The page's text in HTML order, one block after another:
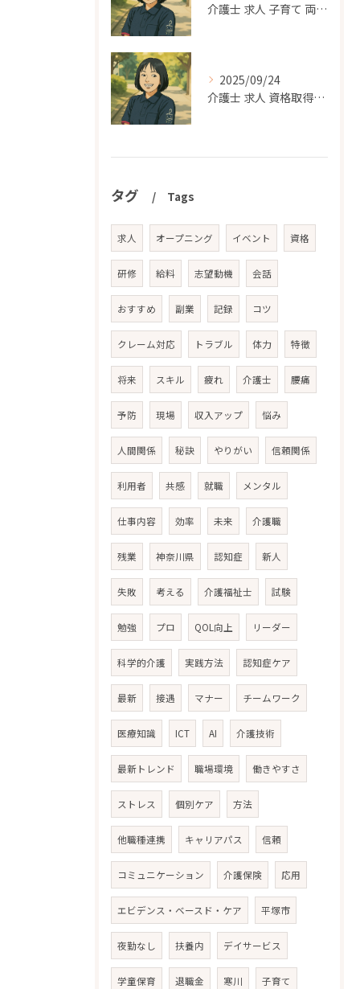
介護士 求人 子育て 両立｜平塚市で家庭と仕事を両立できる働き方を探す
2025/09/24
介護士 求人 資格取得支援｜平塚市でスキルアップできる職場の選び方
タグ Tags
求人 オープニング イベント 資格
研修 給料 志望動機 会話
おすすめ 副業 記録 コツ
クレーム対応 トラブル 体力 特徴
将来 スキル 疲れ 介護士 腰痛
予防 現場 収入アップ 悩み
人間関係 秘訣 やりがい 信頼関係
利用者 共感 就職 メンタル
仕事内容 効率 未来 介護職
残業 神奈川県 認知症 新人
失敗 考える 介護福祉士 試験
勉強 プロ QOL向上 リーダー
科学的介護 実践方法 認知症ケア
最新 接遇 マナー チームワーク
医療知識 ICT AI 介護技術
最新トレンド 職場環境 働きやすさ
ストレス 個別ケア 方法
他職種連携 キャリアパス 信頼
コミュニケーション 介護保険 応用
エビデンス・ベースド・ケア 平塚市
夜勤なし 扶養内 デイサービス
学童保育 退職金 寒川 子育て